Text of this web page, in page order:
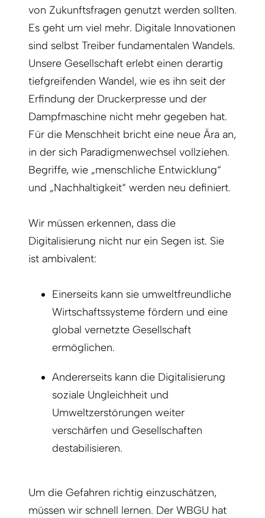
von Zukunftsfragen genutzt werden sollten.
Es geht um viel mehr. Digitale Innovationen
sind selbst Treiber fundamentalen Wandels.
Unsere Gesellschaft erlebt einen derartig
tiefgreifenden Wandel, wie es ihn seit der
Erfindung der Druckerpresse und der
Dampfmaschine nicht mehr gegeben hat.
Für die Menschheit bricht eine neue Ära an,
in der sich Paradigmenwechsel vollziehen.
Begriffe, wie „menschliche Entwicklung“
und „Nachhaltigkeit“ werden neu definiert.
Wir müssen erkennen, dass die
Digitalisierung nicht nur ein Segen ist. Sie
ist ambivalent:
Einerseits kann sie umweltfreundliche
Wirtschaftssysteme fördern und eine
global vernetzte Gesellschaft
ermöglichen.
Andererseits kann die Digitalisierung
soziale Ungleichheit und
Umweltzerstörungen weiter
verschärfen und Gesellschaften
destabilisieren.
Um die Gefahren richtig einzuschätzen,
müssen wir schnell lernen. Der WBGU hat